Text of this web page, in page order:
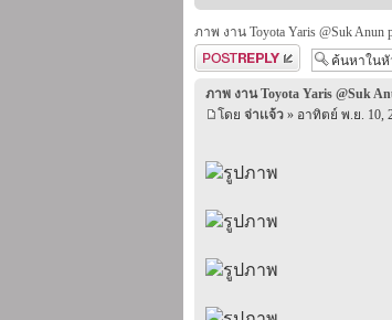
ภาพ งาน Toyota Yaris @Suk Anun
ตอบกระทู้
ภาพ งาน Toyota Yaris @Suk
โดย จ่าเเจ้ว » อาทิตย์ พ.ย. 10,